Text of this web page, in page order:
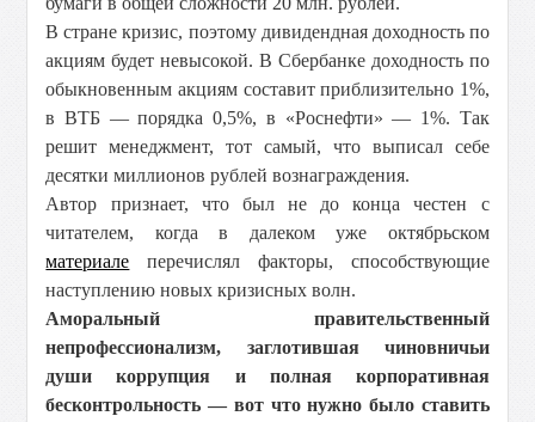
В стране кризис, поэтому дивидендная доходность по
акциям будет невысокой. В Сбербанке доходность по
обыкновенным акциям составит приблизительно 1%,
в ВТБ — порядка 0,5%, в «Роснефти» — 1%. Так
решит менеджмент, тот самый, что выписал себе
десятки миллионов рублей вознаграждения.
Автор признает, что был не до конца честен с
читателем, когда в далеком уже октябрьском
материале перечислял факторы, способствующие
наступлению новых кризисных волн.
Аморальный правительственный
непрофессионализм, заглотившая чиновничьи
души коррупция и полная корпоративная
бесконтрольность — вот что нужно было ставить